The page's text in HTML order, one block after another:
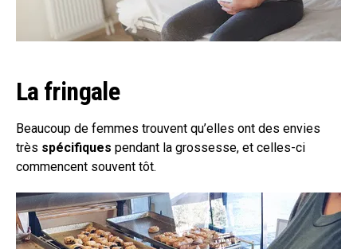
La fringale
Beaucoup de femmes trouvent qu’elles ont des envies
très spécifiques pendant la grossesse, et celles-ci
commencent souvent tôt.